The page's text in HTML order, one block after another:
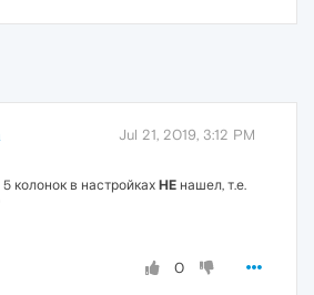
Jul 21, 2019, 3:12 PM
колонок в настройках НЕ нашел, т.е.
0